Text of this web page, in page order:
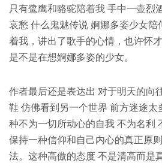
只有鹭鹰和骆驼陪着我 手中一壶烈
哀愁 什么鬼魅传说 婀娜多姿少女
着我，讲出了歌手的心情，也许怀
是不是在想婀娜多姿的少女。
作者最后还是表达出 对于明天的向
鞋 仿佛看到另一个世界 前方迷途
种不为一切所动心的自我 不为名利
保持一种信仰和自己内心的真正原
法。这种高傲的态度 不是清高而是